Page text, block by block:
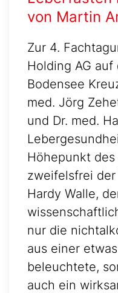
von Martin
Zur 4.
Holding AG
Bodensee
med. Jörg
und Dr. med.
Höhepunkt
zweifelsfrei der
Hardy Walle,
nur die
aus einer
beleuchtete,
auch ein